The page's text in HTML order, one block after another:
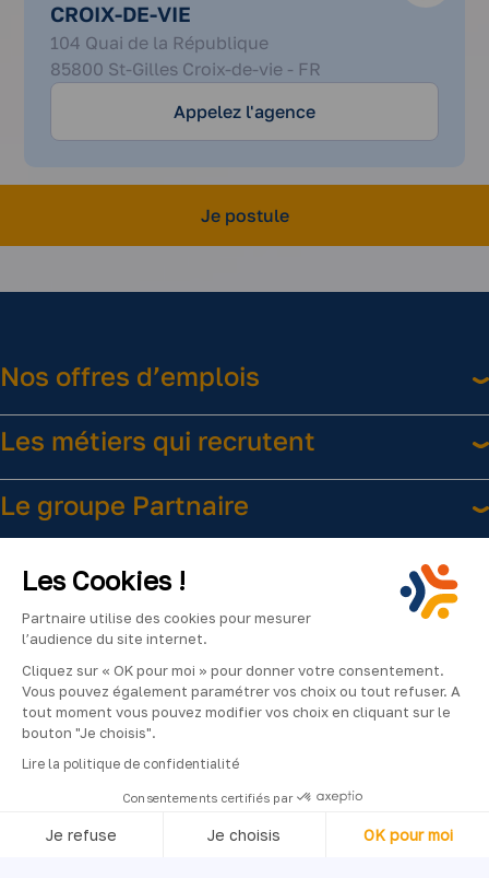
CROIX-DE-VIE
104 Quai de la République
85800 St-Gilles Croix-de-vie - FR
51
54
12
Appelez l'agence
Je postule
Nos offres d’emplois
Les métiers qui recrutent
Le groupe Partnaire
Liens utiles
©Partnaire
Tous
Facebook
Instagram
Les Cookies !
Partnaire utilise des cookies pour mesurer
l’audience du site internet.
Cliquez sur « OK pour moi » pour donner votre consentement.
Vous pouvez également paramétrer vos choix ou tout refuser. A
tout moment vous pouvez modifier vos choix en cliquant sur le
bouton "Je choisis".
Lire la politique de confidentialité
Consentements certifiés par
Je refuse Je choisis
OK pour moi